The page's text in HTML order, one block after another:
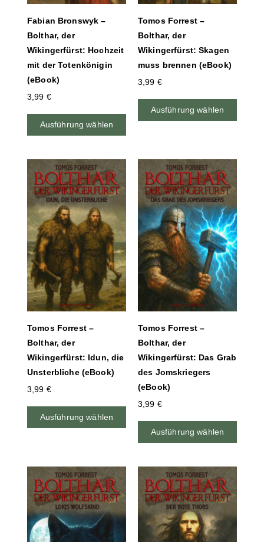
Fabian Bronswyk –
Bolthar, der
Wikingerfürst: Hochzeit
mit der Totenkönigin
(eBook)
3,99 €
Ausführung wählen
Tomos Forrest –
Bolthar, der
Wikingerfürst: Skagen
muss brennen (eBook)
3,99 €
Ausführung wählen
Tomos Forrest –
Bolthar, der
Wikingerfürst: Idun, die
Unsterbliche (eBook)
3,99 €
Ausführung wählen
Tomos Forrest –
Bolthar, der
Wikingerfürst: Das Grab
des Jomskriegers
(eBook)
3,99 €
Ausführung wählen